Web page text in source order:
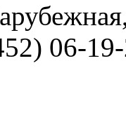
06-